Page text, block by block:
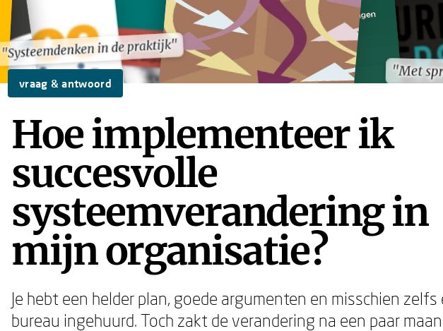
"Systeemdenken in de praktijk"
"Met
"Systeemdenken in de praktijk"
"Met
vraag & antwoord
Hoe implementeer ik
succesvolle
systeemverandering in
mijn organisatie?
Je hebt een helder plan, goede argumenten en misschien
bureau ingehuurd. Toch zakt de verandering na een paar